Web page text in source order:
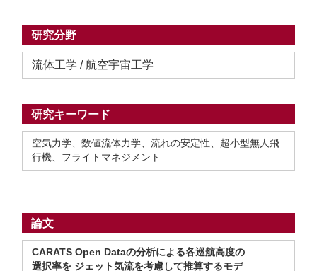
研究分野
流体工学 / 航空宇宙工学
研究キーワード
空気力学、数値流体力学、流れの安定性、超小型無人飛
行機、フライトマネジメント
論文
CARATS Open Dataの分析による各巡航高度の
選択率を ジェット気流を考慮して推算するモデ